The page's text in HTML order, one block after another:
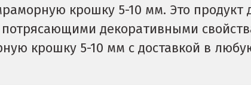
крошку 5-10 мм. Это
декоративными
крошку 5-10 мм с доставкой в